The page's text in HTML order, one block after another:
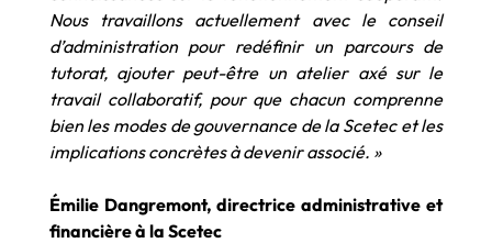
Nous travaillons actuellement avec le conseil
d’administration pour redéfinir un parcours de
tutorat, ajouter peut-être un atelier axé sur le
travail collaboratif, pour que chacun comprenne
bien les modes de gouvernance de la Scetec et les
implications concrètes à devenir associé. »
Émilie Dangremont, directrice administrative et
financière à la Scetec